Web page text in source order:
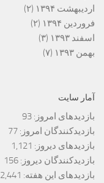
اردیبهشت ۱۳۹۴
(۲)
فروردین ۱۳۹۴
(۲)
اسفند ۱۳۹۳
(۳)
بهمن ۱۳۹۳
(۷)
آمار سایت
بازدیدهای امروز: 93
بازدیدکنندگان امروز: 77
بازدیدهای دیروز: 1,121
بازدیدکنندگان دیروز: 156
بازدیدهای این هفته: 2,441